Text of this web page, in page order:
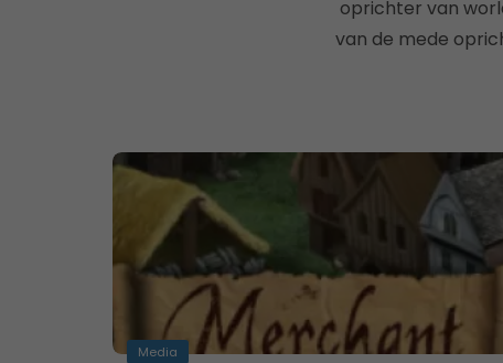
oprichter van
van de mede
Media